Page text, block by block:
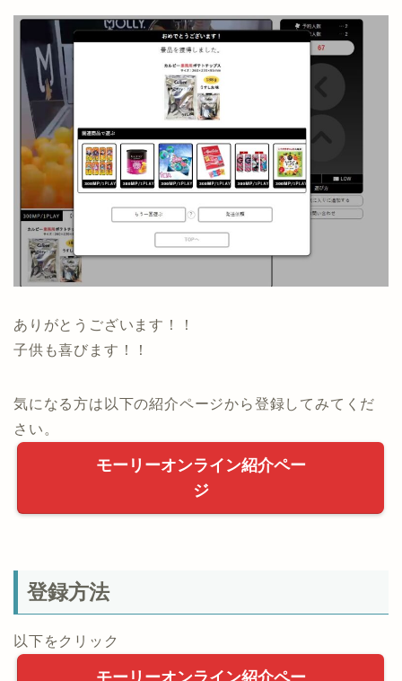
ありがとうございます！！
子供も喜びます！！
気になる方は以下の紹介ページから登録してみてくだ
さい。
モーリーオンライン紹介ペー
ジ
登録方法
以下をクリック
モーリーオンライン紹介ペー